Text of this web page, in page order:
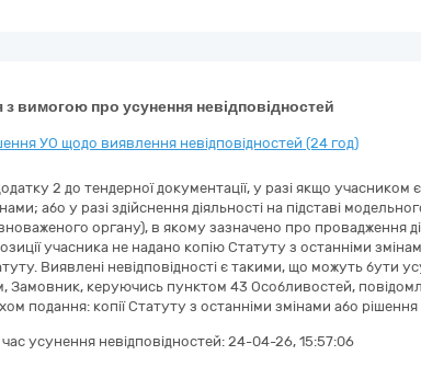
вимогою про усунення невідповідностей
УО щодо виявлення невідповідностей (24 год)
2 до тендерної документації, у разі якщо
або у разі здійснення діяльності на підставі
органу), в якому зазначено про провадження
учасника не надано копію Статуту з останніми
Виявлені невідповідності є такими, що можуть бути
Замовник, керуючись пунктом 43 Особливостей,
подання: копії Статуту з останніми змінами або
час усунення невідповідностей: 24-04-26, 15:57:06